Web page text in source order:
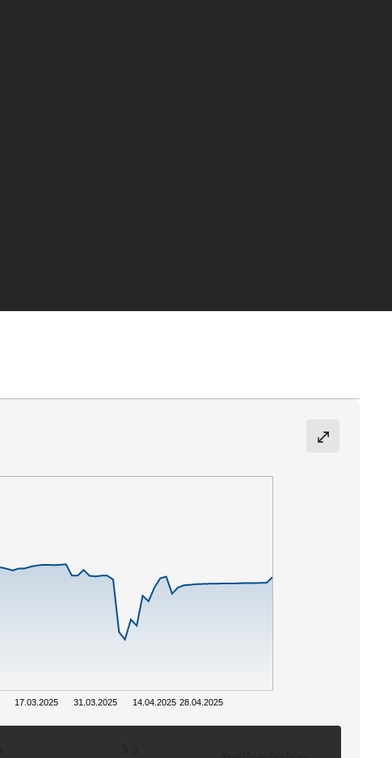
17.03.2025 31.03.2025 14.04.2025 28.04.2025